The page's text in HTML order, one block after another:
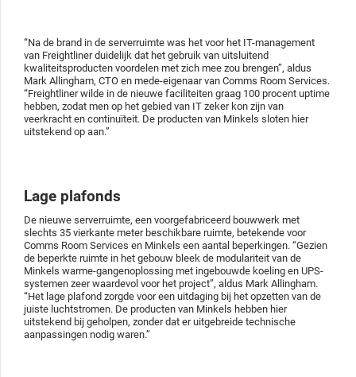
“Na de brand in de serverruimte was het voor het IT-management
van Freightliner duidelijk dat het gebruik van uitsluitend
kwaliteitsproducten voordelen met zich mee zou brengen”, aldus
Mark Allingham, CTO en mede-eigenaar van Comms Room Services.
“Freightliner wilde in de nieuwe faciliteiten graag 100 procent uptime
hebben, zodat men op het gebied van IT zeker kon zijn van
veerkracht en continuïteit. De producten van Minkels sloten hier
uitstekend op aan.”
Lage plafonds
De nieuwe serverruimte, een voorgefabriceerd bouwwerk met
slechts 35 vierkante meter beschikbare ruimte, betekende voor
Comms Room Services en Minkels een aantal beperkingen. “Gezien
de beperkte ruimte in het gebouw bleek de modulariteit van de
Minkels warme-gangenoplossing met ingebouwde koeling en UPS-
systemen zeer waardevol voor het project”, aldus Mark Allingham.
“Het lage plafond zorgde voor een uitdaging bij het opzetten van de
juiste luchtstromen. De producten van Minkels hebben hier
uitstekend bij geholpen, zonder dat er uitgebreide technische
aanpassingen nodig waren.”